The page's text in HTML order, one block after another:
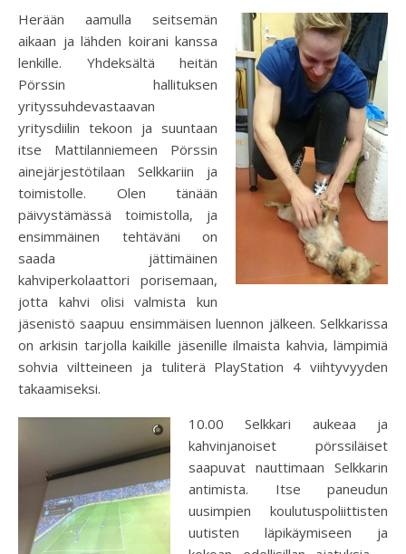
Herään aamulla seitsemän
aikaan ja lähden koirani kanssa
lenkille. Yhdeksältä heitän
Pörssin hallituksen
yrityssuhdevastaavan
yritysdiilin tekoon ja suuntaan
itse Mattilanniemeen Pörssin
ainejärjestötilaan Selkkariin ja
toimistolle. Olen tänään
päivystämässä toimistolla, ja
ensimmäinen tehtäväni on
saada jättimäinen
kahviperkolaattori porisemaan,
jotta kahvi olisi valmista kun
jäsenistö saapuu ensimmäisen luennon jälkeen. Selkkarissa
on arkisin tarjolla kaikille jäsenille ilmaista kahvia, lämpimiä
sohvia viltteineen ja tuliterä PlayStation 4 viihtyvyyden
takaamiseksi.
10.00 Selkkari aukeaa ja
kahvinjanoiset pörssiläiset
saapuvat nauttimaan Selkkarin
antimista. Itse paneudun
uusimpien koulutuspoliittisten
uutisten läpikäymiseen ja